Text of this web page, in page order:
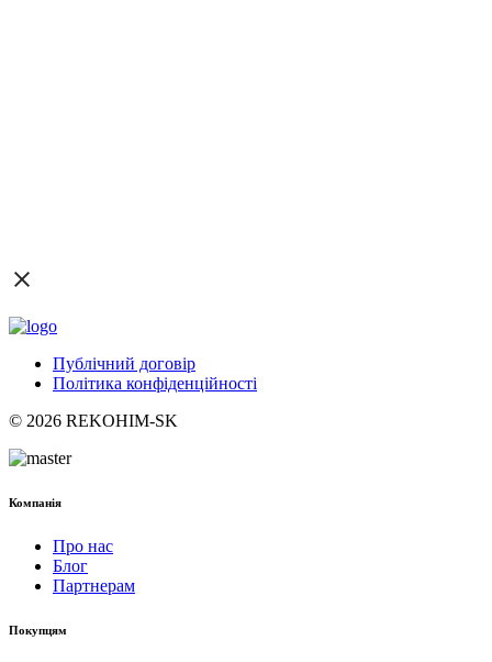
Публічний договір
Політика конфіденційності
© 2026 REKOHIM-SK
Компанія
Про нас
Блог
Партнерам
Покупцям